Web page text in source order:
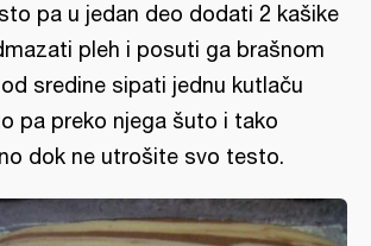
pa u jedan deo dodati 2 kašike
pleh i posuti ga brašnom
sredine sipati jednu kutlaču
pa preko njega šuto i tako
dok ne utrošite svo testo.